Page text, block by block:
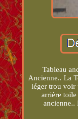
Tableau
Ancienne.. La
léger trou voir
arrière
ancienne..